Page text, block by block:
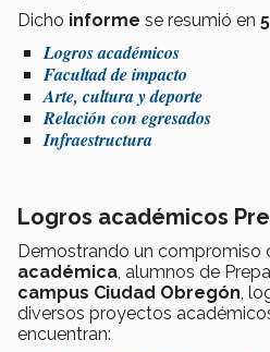
Dicho informe se resumió en
Logros académicos
Facultad de impacto
Arte, cultura y deporte
Relación con egresados
Infraestructura
Logros académicos
Demostrando un compromiso
académica, alumnos de
campus Ciudad Obregón,
diversos proyectos
encuentran: